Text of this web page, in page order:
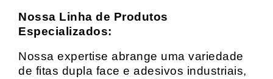
Nossa Linha de Produtos
Especializados:
Nossa expertise abrange uma variedade
de fitas dupla face e adesivos industriais,